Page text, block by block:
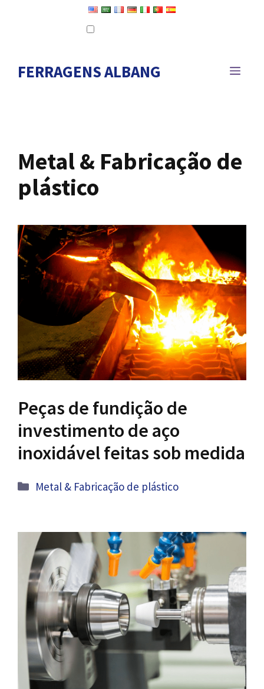
Editar tradução
FERRAGENS ALBANG
Metal & Fabricação de
plástico
Peças de fundição de
investimento de aço
inoxidável feitas sob medida
Categorias
Metal & Fabricação de plástico